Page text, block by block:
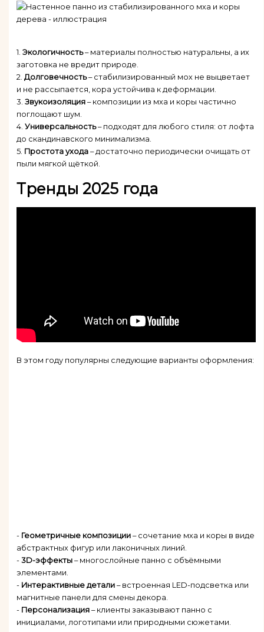
1. Экологичность– материалы полностью натуральны, а их
заготовка не вредит природе.
2. Долговечность– стабилизированный мох не выцветает
и не рассыпается, кора устойчива к деформации.
3. Звукоизоляция– композиции из мха и коры частично
поглощают шум.
4. Универсальность– подходят для любого стиля: от лофта
до скандинавского минимализма.
5. Простота ухода– достаточно периодически очищать от
пыли мягкой щёткой.
Тренды 2025 года
В этом году популярны следующие варианты оформления:
- Геометричные композиции– сочетание мха и коры в виде
абстрактных фигур или лаконичных линий.
- 3D-эффекты– многослойные панно с объёмными
элементами.
- Интерактивные детали– встроенная LED-подсветка или
магнитные панели для смены декора.
- Персонализация– клиенты заказывают панно с
инициалами, логотипами или природными сюжетами.